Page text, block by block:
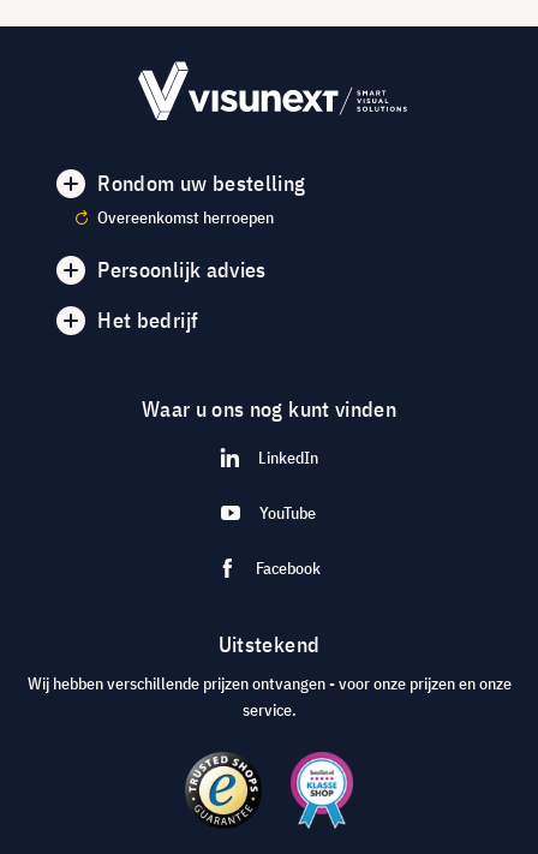
Rondom uw bestelling
Overeenkomst herroepen
Persoonlijk advies
Het bedrijf
Waar u ons nog kunt vinden
LinkedIn
YouTube
Facebook
Uitstekend
Wij hebben verschillende prijzen ontvangen - voor onze prijzen en onze
service.